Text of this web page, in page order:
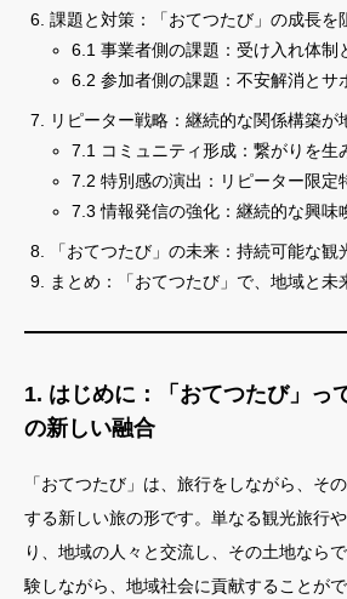
課題と対策：「おてつたび」の成長を
6.1 事業者側の課題：受け入れ体制
6.2 参加者側の課題：不安解消とサ
リピーター戦略：継続的な関係構築が
7.1 コミュニティ形成：繋がりを生
7.2 特別感の演出：リピーター限定
7.3 情報発信の強化：継続的な興味
「おてつたび」の未来：持続可能な
まとめ：「おてつたび」で、地域と未
1. はじめに：「おてつたび」っ
の新しい融合
「おてつたび」は、旅行をしながら、そ
する新しい旅の形です。単なる観光旅行
り、地域の人々と交流し、その土地なら
験しながら、地域社会に貢献することが